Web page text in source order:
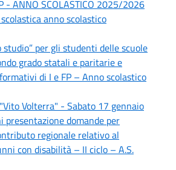
- ANNO SCOLASTICO 2025/2026
anno scolastico
studio” per gli studenti delle scuole
grado statali e paritarie e
di I e FP – Anno scolastico
Volterra" - Sabato 17 gennaio
domande per
regionale relativo al
con disabilità – II ciclo – A.S.